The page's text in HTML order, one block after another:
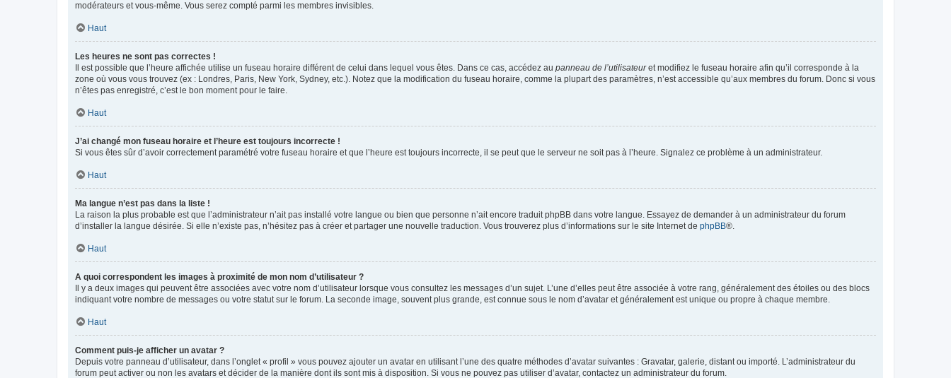
modérateurs et vous-même. Vous serez compté parmi les membres invisibles.
Haut
Les heures ne sont pas correctes !
Il est possible que l’heure affichée utilise un fuseau horaire différent de celui dans lequel vous êtes. Dans ce cas, accédez au panneau de l’utilisateuret modifiez le fuseau horaire afin qu’il corresponde à la
zone où vous vous trouvez (ex : Londres, Paris, New York, Sydney, etc.). Notez que la modification du fuseau horaire, comme la plupart des paramètres, n’est accessible qu’aux membres du forum. Donc si vous
n’êtes pas enregistré, c’est le bon moment pour le faire.
Haut
J’ai changé mon fuseau horaire et l’heure est toujours incorrecte !
Si vous êtes sûr d’avoir correctement paramétré votre fuseau horaire et que l’heure est toujours incorrecte, il se peut que le serveur ne soit pas à l’heure. Signalez ce problème à un administrateur.
Haut
Ma langue n’est pas dans la liste !
La raison la plus probable est que l’administrateur n’ait pas installé votre langue ou bien que personne n’ait encore traduit phpBB dans votre langue. Essayez de demander à un administrateur du forum
d’installer la langue désirée. Si elle n’existe pas, n’hésitez pas à créer et partager une nouvelle traduction. Vous trouverez plus d’informations sur le site Internet de phpBB®.
Haut
A quoi correspondent les images à proximité de mon nom d’utilisateur ?
Il y a deux images qui peuvent être associées avec votre nom d’utilisateur lorsque vous consultez les messages d’un sujet. L’une d’elles peut être associée à votre rang, généralement des étoiles ou des blocs
indiquant votre nombre de messages ou votre statut sur le forum. La seconde image, souvent plus grande, est connue sous le nom d’avatar et généralement est unique ou propre à chaque membre.
Haut
Comment puis-je afficher un avatar ?
Depuis votre panneau d’utilisateur, dans l’onglet « profil » vous pouvez ajouter un avatar en utilisant l’une des quatre méthodes d’avatar suivantes : Gravatar, galerie, distant ou importé. L’administrateur du
forum peut activer ou non les avatars et décider de la manière dont ils sont mis à disposition. Si vous ne pouvez pas utiliser d’avatar, contactez un administrateur du forum.